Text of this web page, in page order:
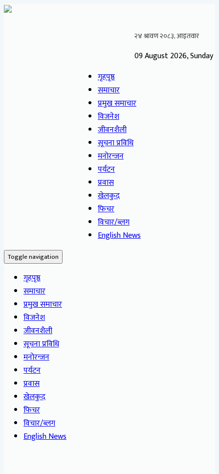
09 August 2026, Sunday
गृहपृष्ठ
समाचार
प्रमुख समाचार
विजनेश
जीवनशैली
सूचना प्रविधि
मनोरन्जन
पर्यटन
प्रवास
खेलकुद
फिचर
विचार/ब्लग
English News
Toggle navigation
गृहपृष्ठ
समाचार
प्रमुख समाचार
विजनेश
जीवनशैली
सूचना प्रविधि
मनोरन्जन
पर्यटन
प्रवास
खेलकुद
फिचर
विचार/ब्लग
English News